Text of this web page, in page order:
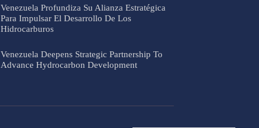
Venezuela Profundiza Su Alianza Estratégica
Para Impulsar El Desarrollo De Los
Hidrocarburos
Venezuela Deepens Strategic Partnership To
Advance Hydrocarbon Development